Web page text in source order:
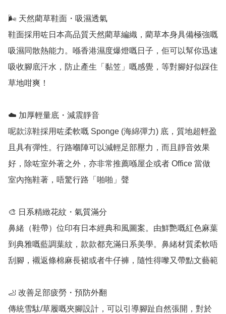
🌬️ 天然藺草鞋面・吸濕透氣
鞋面採用咗日本高品質天然藺草編織，藺草本身具備極強嘅
吸濕同散熱能力。喺香港濕度爆燈嘅日子，佢可以幫你迅速
吸收腳底汗水，防止產生「黏笠」嘅感覺，等對腳好似踩住
草地咁爽！
☁️ 加厚輕量底・減震靜音
呢款涼鞋採用咗柔軟嘅 Sponge (海綿彈力) 底，質地超輕盈
且具有彈性。行路嗰陣可以減輕足部壓力，而且靜音效果
好，除咗室外著之外，亦非常推薦喺屋企或者 Office 當做
室內拖鞋著，唔驚行路「啪啪」聲
🎨 日系精緻花紋・氣質滿分
鼻緒（鞋帶）位印有日本經典和風圖案。由鮮艷嘅紅色麻葉
到典雅嘅藍調葉紋，款款都充滿日系美學。鼻緒材質柔軟唔
刮腳，襯返條棉麻長裙或者牛仔褲，隨性得嚟又帶點文藝範
🦶 改善足部疲勞・預防外翻
傳統雪駄/草履嘅夾腳設計，可以引導腳趾自然張開，對於